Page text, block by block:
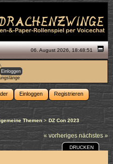
06. August 2026, 18:48:51
.
Einloggen Registrieren
Themen> DZ Con 2023
« vorheriges nächstes »
DRUCKEN